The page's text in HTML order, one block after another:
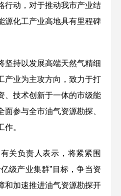
行动，对于推动我市产业结
源化工产业高地具有里程碑
持以发展高端天然气精细
产业为主攻方向，致力于打
、技术创新于一体的市级能
参与全市油气资源勘探、
。
负责人表示，将紧紧围
级产业集群”目标，争当资
和加速推进油气资源勘探开